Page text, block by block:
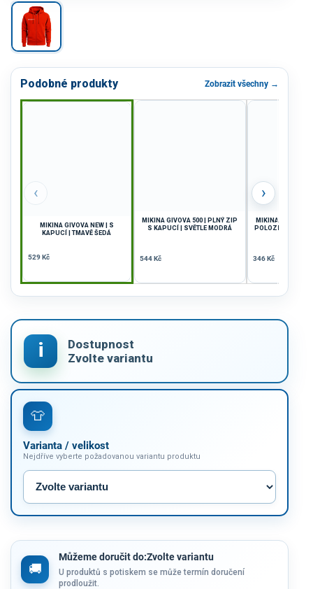
Podobné produkty Zobrazit všechny →
‹
MIKINA GIVOVA NEW | S
KAPUCÍ | TMAVĚ ŠEDÁ
529 Kč
MIKINA GIVOVA 500 | PLNÝ ZIP
S KAPUCÍ | SVĚTLE MODRÁ
544 Kč
MIKINA GIVOVA
POLOZIP | ŽLUTÁ
346 Kč
›
Varianta / velikost
Nejdříve vyberte požadovanou variantu produktu
Můžeme doručit do:Zvolte variantu
U produktů s potiskem se může termín doručení
prodloužit.